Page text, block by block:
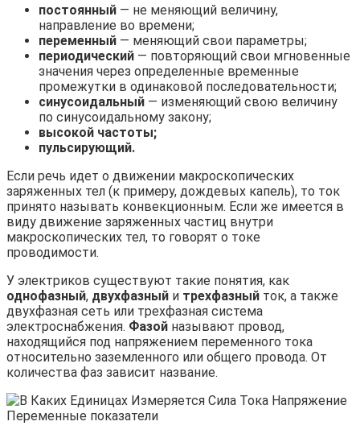
постоянный — не меняющий величину,
направление во времени;
переменный — меняющий свои параметры;
периодический — повторяющий свои мгновенные
значения через определенные временные
промежутки в одинаковой последовательности;
синусоидальный — изменяющий свою величину
по синусоидальному закону;
высокой частоты;
пульсирующий.
Если речь идет о движении макроскопических
заряженных тел (к примеру, дождевых капель), то ток
принято называть конвекционным. Если же имеется в
виду движение заряженных частиц внутри
макроскопических тел, то говорят о токе
проводимости.
У электриков существуют такие понятия, как
однофазный, двухфазный и трехфазный ток, а также
двухфазная сеть или трехфазная система
электроснабжения. Фазой называют провод,
находящийся под напряжением переменного тока
относительно заземленного или общего провода. От
количества фаз зависит название.